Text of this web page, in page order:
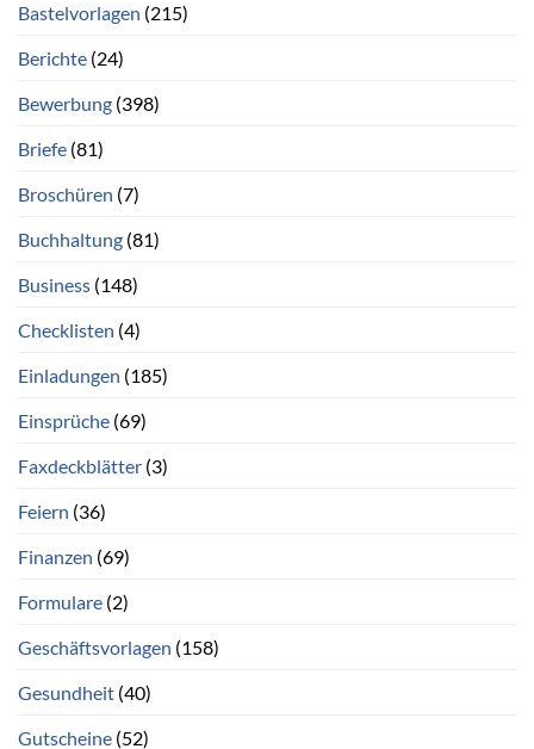
Bastelvorlagen (215)
Berichte (24)
Bewerbung (398)
Briefe (81)
Broschüren (7)
Buchhaltung (81)
Business (148)
Checklisten (4)
Einladungen (185)
Einsprüche (69)
Faxdeckblätter (3)
Feiern (36)
Finanzen (69)
Formulare (2)
Geschäftsvorlagen (158)
Gesundheit (40)
Gutscheine (52)